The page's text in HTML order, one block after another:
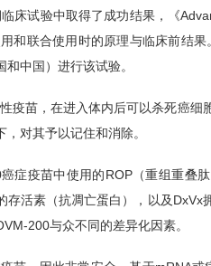
试验中取得了成功结果，《
和联合使用时的原理与临床前结
中国）进行该试验。
疫苗，在进入体内后可以杀死癌
对其予以记住和消除。
疫苗中使用的ROP（重组重叠肽
存活素（抗凋亡蛋白），以及DxVx
200与众不同的差异化因素。